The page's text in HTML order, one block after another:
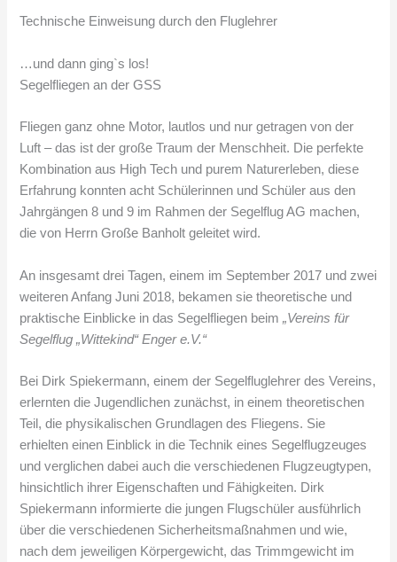
Technische Einweisung durch den Fluglehrer
…und dann ging`s los!
Segelfliegen an der GSS
Fliegen ganz ohne Motor, lautlos und nur getragen von der
Luft – das ist der große Traum der Menschheit. Die perfekte
Kombination aus High Tech und purem Naturerleben, diese
Erfahrung konnten acht Schülerinnen und Schüler aus den
Jahrgängen 8 und 9 im Rahmen der Segelflug AG machen,
die von Herrn Große Banholt geleitet wird.
An insgesamt drei Tagen, einem im September 2017 und zwei
weiteren Anfang Juni 2018, bekamen sie theoretische und
praktische Einblicke in das Segelfliegen beim„Vereins für
Segelflug „Wittekind“ Enger e.V.“
Bei Dirk Spiekermann, einem der Segelfluglehrer des Vereins,
erlernten die Jugendlichen zunächst, in einem theoretischen
Teil, die physikalischen Grundlagen des Fliegens. Sie
erhielten einen Einblick in die Technik eines Segelflugzeuges
und verglichen dabei auch die verschiedenen Flugzeugtypen,
hinsichtlich ihrer Eigenschaften und Fähigkeiten. Dirk
Spiekermann informierte die jungen Flugschüler ausführlich
über die verschiedenen Sicherheitsmaßnahmen und wie,
nach dem jeweiligen Körpergewicht, das Trimmgewicht im